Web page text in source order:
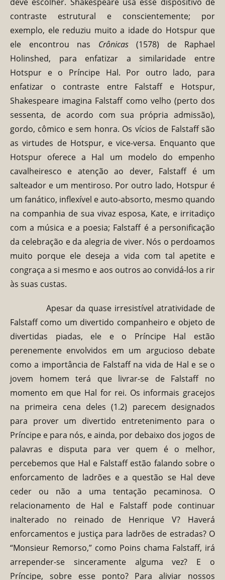
contraste estrutural e conscientemente; por
exemplo, ele reduziu muito a idade do Hotspur que
ele encontrou nas Crônicas (1578) de Raphael
Holinshed, para enfatizar a similaridade entre
Hotspur e o Príncipe Hal. Por outro lado, para
enfatizar o contraste entre Falstaff e Hotspur,
Shakespeare imagina Falstaff como velho (perto dos
sessenta, de acordo com sua própria admissão),
gordo, cômico e sem honra. Os vícios de Falstaff são
as virtudes de Hotspur, e vice-versa. Enquanto que
Hotspur oferece a Hal um modelo do empenho
cavalheiresco e atenção ao dever, Falstaff é um
salteador e um mentiroso. Por outro lado, Hotspur é
um fanático, inflexível e auto-absorto, mesmo quando
na companhia de sua vivaz esposa, Kate, e irritadiço
com a música e a poesia; Falstaff é a personificação
da celebração e da alegria de viver. Nós o perdoamos
muito porque ele deseja a vida com tal apetite e
congraça a si mesmo e aos outros ao convidá-los a rir
às suas custas.
Apesar da quase irresistível atratividade de
Falstaff como um divertido companheiro e objeto de
divertidas piadas, ele e o Príncipe Hal estão
perenemente envolvidos em um argucioso debate
como a importância de Falstaff na vida de Hal e se o
jovem homem terá que livrar-se de Falstaff no
momento em que Hal for rei. Os informais gracejos
na primeira cena deles (1.2) parecem designados
para prover um divertido entretenimento para o
Príncipe e para nós, e ainda, por debaixo dos jogos de
palavras e disputa para ver quem é o melhor,
percebemos que Hal e Falstaff estão falando sobre o
enforcamento de ladrões e a questão se Hal deve
ceder ou não a uma tentação pecaminosa. O
relacionamento de Hal e Falstaff pode continuar
inalterado no reinado de Henrique V? Haverá
enforcamentos e justiça para ladrões de estradas? O
“Monsieur Remorso,” como Poins chama Falstaff, irá
arrepender-se sinceramente alguma vez? E o
Príncipe, sobre esse ponto? Para aliviar nossos